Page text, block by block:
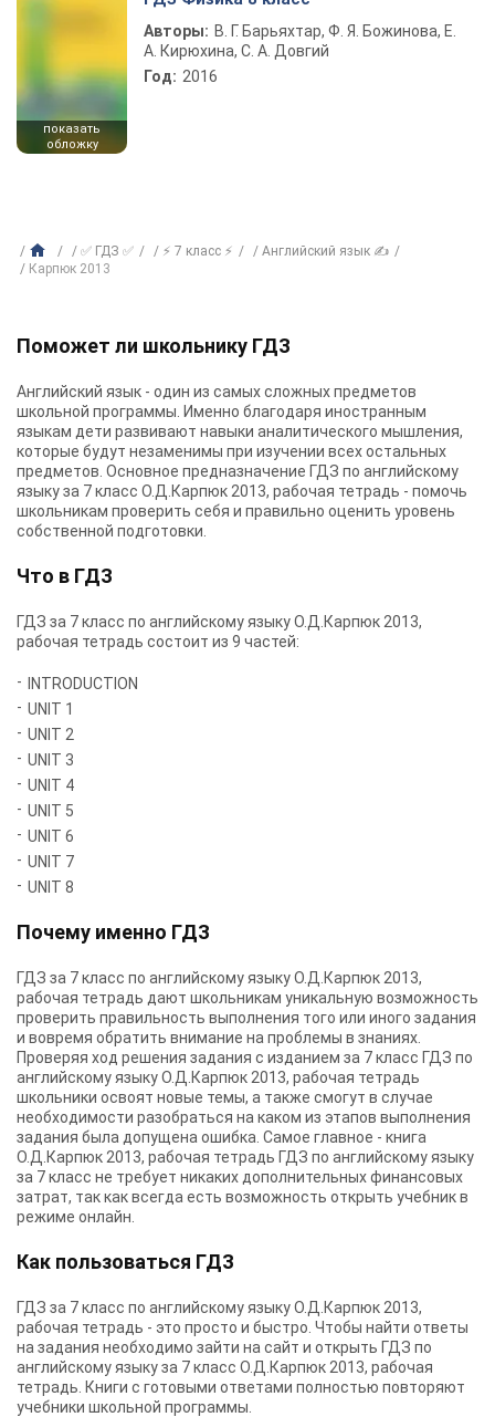
показать
обложку
Авторы: В. Г. Барьяхтар, Ф. Я. Божинова, Е.
А. Кирюхина, С. А. Довгий
Год: 2016
✅ ГДЗ ✅ ⚡ 7 класс ⚡
Английский язык ✍
Карпюк 2013
Поможет ли школьнику ГДЗ
Английский язык - один из самых сложных предметов
школьной программы. Именно благодаря иностранным
языкам дети развивают навыки аналитического мышления,
которые будут незаменимы при изучении всех остальных
предметов. Основное предназначение ГДЗ по английскому
языку за 7 класс О.Д.Карпюк 2013, рабочая тетрадь - помочь
школьникам проверить себя и правильно оценить уровень
собственной подготовки.
Что в ГДЗ
ГДЗ за 7 класс по английскому языку О.Д.Карпюк 2013,
рабочая тетрадь состоит из 9 частей:
INTRODUCTION
UNIT 1
UNIT 2
UNIT 3
UNIT 4
UNIT 5
UNIT 6
UNIT 7
UNIT 8
Почему именно ГДЗ
ГДЗ за 7 класс по английскому языку О.Д.Карпюк 2013,
рабочая тетрадь дают школьникам уникальную возможность
проверить правильность выполнения того или иного задания
и вовремя обратить внимание на проблемы в знаниях.
Проверяя ход решения задания с изданием за 7 класс ГДЗ по
английскому языку О.Д.Карпюк 2013, рабочая тетрадь
школьники освоят новые темы, а также смогут в случае
необходимости разобраться на каком из этапов выполнения
задания была допущена ошибка. Самое главное - книга
О.Д.Карпюк 2013, рабочая тетрадь ГДЗ по английскому языку
за 7 класс не требует никаких дополнительных финансовых
затрат, так как всегда есть возможность открыть учебник в
режиме онлайн.
Как пользоваться ГДЗ
ГДЗ за 7 класс по английскому языку О.Д.Карпюк 2013,
рабочая тетрадь - это просто и быстро. Чтобы найти ответы
на задания необходимо зайти на сайт и открыть ГДЗ по
английскому языку за 7 класс О.Д.Карпюк 2013, рабочая
тетрадь. Книги с готовыми ответами полностью повторяют
учебники школьной программы.